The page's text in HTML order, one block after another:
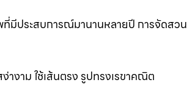
มีประสบการณ์มานานหลายปี การจัดส
งาม ใช้เส้นตรง รูปทรงเรขาคณิต